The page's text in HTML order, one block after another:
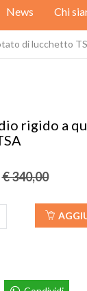
News Chi
di lucchetto
rigido a
€ 340,00